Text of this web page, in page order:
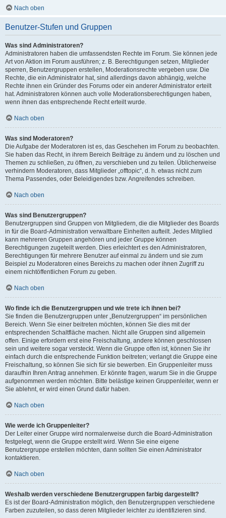
Nach oben
Benutzer-Stufen und Gruppen
Was sind Administratoren?
Administratoren haben die umfassendsten Rechte im Forum. Sie können jede
Art von Aktion im Forum ausführen; z. B. Berechtigungen setzen, Mitglieder
sperren, Benutzergruppen erstellen, Moderationsrechte vergeben usw. Die
Rechte, die ein Administrator hat, sind allerdings davon abhängig, welche
Rechte ihnen ein Gründer des Forums oder ein anderer Administrator erteilt
hat. Administratoren können auch volle Moderationsberechtigungen haben,
wenn ihnen das entsprechende Recht erteilt wurde.
Nach oben
Was sind Moderatoren?
Die Aufgabe der Moderatoren ist es, das Geschehen im Forum zu beobachten.
Sie haben das Recht, in ihrem Bereich Beiträge zu ändern und zu löschen und
Themen zu schließen, zu öffnen, zu verschieben und zu teilen. Üblicherweise
verhindern Moderatoren, dass Mitglieder „offtopic“, d. h. etwas nicht zum
Thema Passendes, oder Beleidigendes bzw. Angreifendes schreiben.
Nach oben
Was sind Benutzergruppen?
Benutzergruppen sind Gruppen von Mitgliedern, die die Mitglieder des Boards
in für die Board-Administration verwaltbare Einheiten aufteilt. Jedes Mitglied
kann mehreren Gruppen angehören und jeder Gruppe können
Berechtigungen zugeteilt werden. Dies erleichtert es den Administratoren,
Berechtigungen für mehrere Benutzer auf einmal zu ändern und sie zum
Beispiel zu Moderatoren eines Bereichs zu machen oder ihnen Zugriff zu
einem nichtöffentlichen Forum zu geben.
Nach oben
Wo finde ich die Benutzergruppen und wie trete ich ihnen bei?
Sie finden die Benutzergruppen unter „Benutzergruppen“ im persönlichen
Bereich. Wenn Sie einer beitreten möchten, können Sie dies mit der
entsprechenden Schaltfläche machen. Nicht alle Gruppen sind allgemein
offen. Einige erfordern erst eine Freischaltung, andere können geschlossen
sein und weitere sogar versteckt. Wenn die Gruppe offen ist, können Sie ihr
einfach durch die entsprechende Funktion beitreten; verlangt die Gruppe eine
Freischaltung, so können Sie sich für sie bewerben. Ein Gruppenleiter muss
daraufhin Ihren Antrag annehmen. Er könnte fragen, warum Sie in die Gruppe
aufgenommen werden möchten. Bitte belästige keinen Gruppenleiter, wenn er
Sie ablehnt, er wird einen Grund dafür haben.
Nach oben
Wie werde ich Gruppenleiter?
Der Leiter einer Gruppe wird normalerweise durch die Board-Administration
festgelegt, wenn die Gruppe erstellt wird. Wenn Sie eine eigene
Benutzergruppe erstellen möchten, dann sollten Sie einen Administrator
kontaktieren.
Nach oben
Weshalb werden verschiedene Benutzergruppen farbig dargestellt?
Es ist der Board-Administration möglich, den Benutzergruppen verschiedene
Farben zuzuteilen, so dass deren Mitglieder leichter zu identifizieren sind.